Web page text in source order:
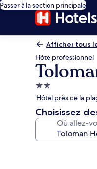
Passer à la section principale
Afficher tous
Hôte professionnel
Hébergement
2.0 étoiles
Hôtel près de la
Choisissez
Où allez-